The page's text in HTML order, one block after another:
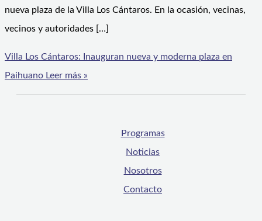
nueva plaza de la Villa Los Cántaros. En la ocasión, vecinas,
vecinos y autoridades […]
Villa Los Cántaros: Inauguran nueva y moderna plaza en
Paihuano Leer más »
Programas
Noticias
Nosotros
Contacto